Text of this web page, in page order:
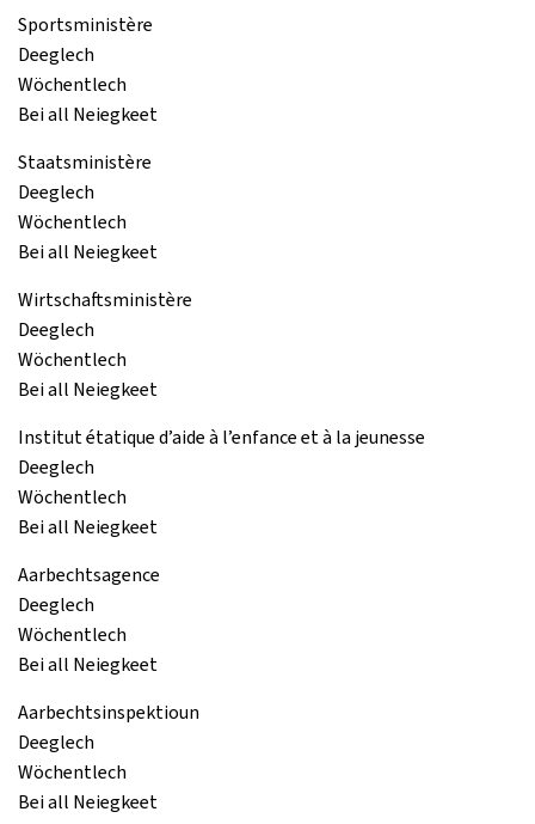
Sportsministère
Deeglech
Wöchentlech
Bei all Neiegkeet
Staatsministère
Deeglech
Wöchentlech
Bei all Neiegkeet
Wirtschaftsministère
Deeglech
Wöchentlech
Bei all Neiegkeet
Institut étatique d’aide à l’enfance et à la jeunesse
Deeglech
Wöchentlech
Bei all Neiegkeet
Aarbechtsagence
Deeglech
Wöchentlech
Bei all Neiegkeet
Aarbechtsinspektioun
Deeglech
Wöchentlech
Bei all Neiegkeet